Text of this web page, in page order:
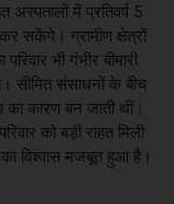
में प्रतिवर्ष 5
सकेंगे। ग्रामीण क्षेत्रों
भी गंभीर बीमारी
सीमित संसाधनों के बीच
कारण बन जाती थीं।
को बड़ी राहत मिली
विश्वास मजबूत हुआ है।